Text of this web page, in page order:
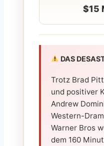
$15
DAS
Trotz Brad
und positiver
Andrew
Western-
Warner Bros
dem 160